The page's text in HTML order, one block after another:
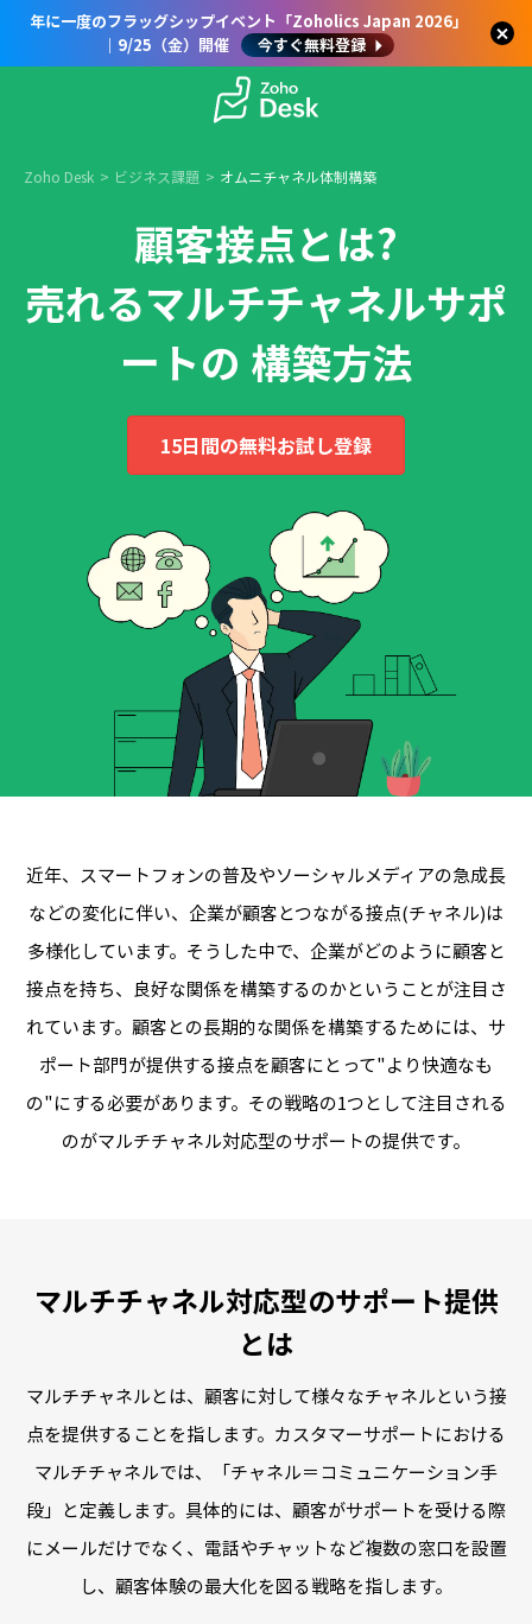
年に一度のフラッグシップイベント「Zoholics Japan 2026」
｜9/25（金）開催
今すぐ無料登録
Zoho Desk ビジネス課題 オムニチャネル体制構築
顧客接点とは?
売れるマルチチャネルサポ
ートの 構築方法
15日間の無料お試し登録
近年、スマートフォンの普及やソーシャルメディアの急成長
などの変化に伴い、企業が顧客とつながる接点(チャネル)は
多様化しています。 そうした中で、企業がどのように顧客と
接点を持ち、良好な関係を構築するのかということが注目さ
れています。 顧客との長期的な関係を構築するためには、サ
ポート部門が提供する接点を顧客にとって"より快適なも
の"にする必要があります。 その戦略の1つとして注目される
のがマルチチャネル対応型のサポートの提供です。
マルチチャネル対応型のサポート提供
とは
マルチチャネルとは、顧客に対して様々なチャネルという接
点を提供することを指します。 カスタマーサポートにおける
マルチチャネルでは、「チャネル＝コミュニケーション手
段」と定義します。 具体的には、顧客がサポートを受ける際
にメールだけでなく、電話やチャットなど複数の窓口を設置
し、 顧客体験の最大化を図る戦略を指します。